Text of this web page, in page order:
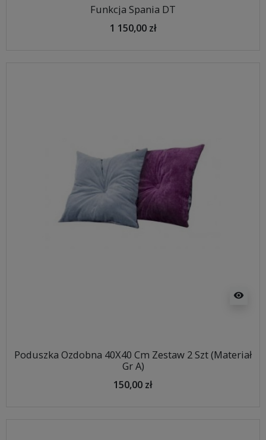
Funkcja Spania DT
1 150,00 zł
visibility
Poduszka Ozdobna 40X40 Cm Zestaw 2 Szt (Materiał
Gr A)
150,00 zł